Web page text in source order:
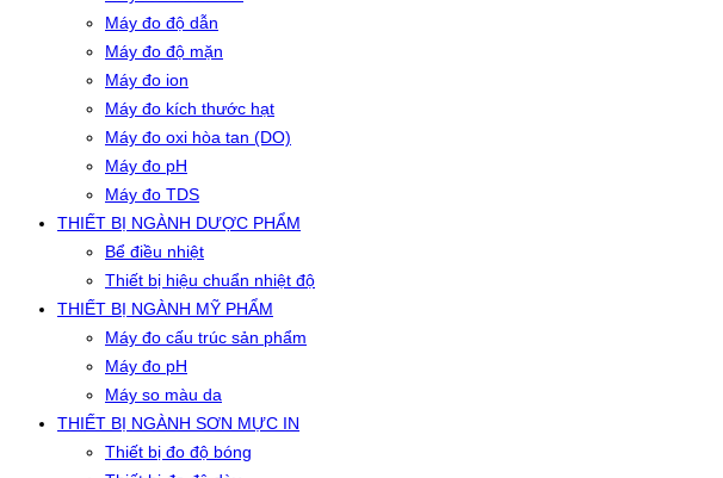
Máy đo độ dẫn
Máy đo độ mặn
Máy đo ion
Máy đo kích thước hạt
Máy đo oxi hòa tan (DO)
Máy đo pH
Máy đo TDS
THIẾT BỊ NGÀNH DƯỢC PHẨM
Bể điều nhiệt
Thiết bị hiệu chuẩn nhiệt độ
THIẾT BỊ NGÀNH MỸ PHẨM
Máy đo cấu trúc sản phẩm
Máy đo pH
Máy so màu da
THIẾT BỊ NGÀNH SƠN MỰC IN
Thiết bị đo độ bóng